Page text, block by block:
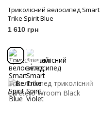
Триколісний велосипед Smart
Trike Spirit Blue
1 610 грн